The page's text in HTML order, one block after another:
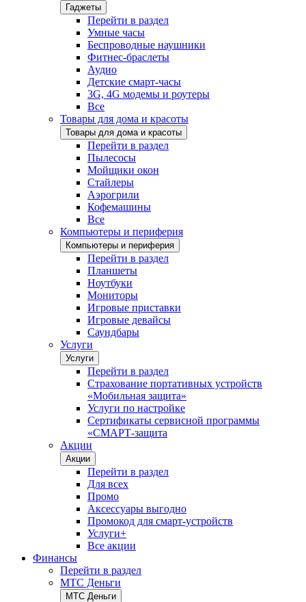
Гаджеты
Перейти в раздел
Умные часы
Беспроводные наушники
Фитнес-браслеты
Аудио
Детские смарт-часы
3G, 4G модемы и роутеры
Все
Товары для дома и красоты
Товары для дома и красоты
Перейти в раздел
Пылесосы
Мойщики окон
Стайлеры
Аэрогрили
Кофемашины
Все
Компьютеры и периферия
Компьютеры и периферия
Перейти в раздел
Планшеты
Ноутбуки
Мониторы
Игровые приставки
Игровые девайсы
Саундбары
Услуги
Услуги
Перейти в раздел
Страхование портативных устройств
«Мобильная защита»
Услуги по настройке
Сертификаты сервисной программы
«СМАРТ-защита
Акции
Акции
Перейти в раздел
Для всех
Промо
Аксессуары выгодно
Промокод для смарт-устройств
Услуги+
Все акции
Финансы
Перейти в раздел
МТС Деньги
МТС Деньги